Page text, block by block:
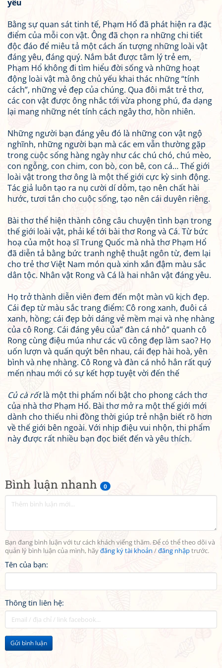
Bình luận nhanh 0
Bạn đang bình luận với tư cách khách viếng thăm. Để có thể theo dõi và
quản lý bình luận của mình, hãyđăng ký tài khoản /đăng nhậptrước.
Tên của bạn:
Thông tin liên hệ:
Gửi bình luận
yêu
Bằng sự quan sát tinh tế, Phạm Hổ đã phát hiện ra đặc
điểm của mỗi con vật. Ông đã chọn ra những chi tiết
độc đáo để miêu tả một cách ấn tượng những loài vật
đáng yêu, đáng quý. Nắm bắt được tâm lý trẻ em,
Phạm Hổ không đi tìm hiểu đời sống và những hoạt
động loài vật mà ông chủ yếu khai thác những “tính
cách”, những vẻ đẹp của chúng. Qua đôi mắt trẻ thơ,
các con vật được ông nhắc tới vừa phong phú, đa dạng
lại mang những nét tính cách ngây thơ, hồn nhiên.
Những người bạn đáng yêu đó là những con vật ngộ
nghĩnh, những người bạn mà các em vẫn thường gặp
trong cuộc sống hàng ngày như các chú chó, chú mèo,
con ngỗng, con chim, con bò, con bê, con cá… Thế giới
loài vật trong thơ ông là một thế giới cực kỳ sinh động.
Tác giả luôn tạo ra nụ cười dí dỏm, tạo nên chất hài
hước, tươi tắn cho cuộc sống, tạo nên cái duyên riêng.
Bài thơ thể hiện thành công câu chuyện tình bạn trong
thế giới loài vật, phải kể tới bài thơ Rong và Cá. Từ bức
hoạ của một hoạ sĩ Trung Quốc mà nhà thơ Phạm Hổ
đã diễn tả bằng bức tranh nghệ thuật ngôn từ, đem lại
cho trẻ thơ Việt Nam món quà xinh xắn đậm màu sắc
dân tộc. Nhân vật Rong và Cá là hai nhân vật đáng yêu.
Họ trở thành diễn viên đem đến một màn vũ kịch đẹp.
Cái đẹp từ màu sắc trang điểm: Cô rong xanh, đuôi cá
xanh, hồng; cái đẹp bởi dáng vẻ mềm mại và nhẹ nhàng
của cô Rong. Cái đáng yêu của” đàn cá nhỏ” quanh cô
Rong cùng điệu múa như các vũ công đẹp làm sao? Họ
uốn lượn và quấn quýt bên nhau, cái đẹp hài hoà, yên
bình và nhẹ nhàng. Cô Rong và đàn cá nhỏ hẳn rất quý
mến nhau mới có sự kết hợp tuyệt vời đến thế
Củ cà rốtlà một thi phẩm nổi bật cho phong cách thơ
của nhà thơ Phạm Hổ. Bài thơ mở ra một thế giới mới
dành cho thiếu nhi đồng thời giúp trẻ nhận biết rõ hơn
về thế giới bên ngoài. Với nhịp điệu vui nhộn, thi phẩm
này được rất nhiều bạn đọc biết đến và yêu thích.